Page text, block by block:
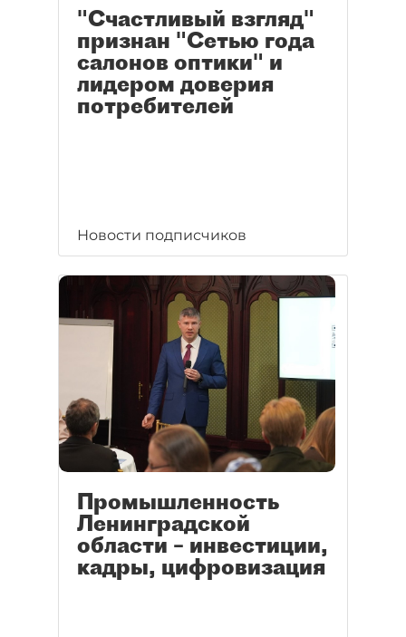
"Счастливый взгляд"
признан "Сетью года
салонов оптики" и
лидером доверия
потребителей
Новости подписчиков
Промышленность
Ленинградской
области – инвестиции,
кадры, цифровизация